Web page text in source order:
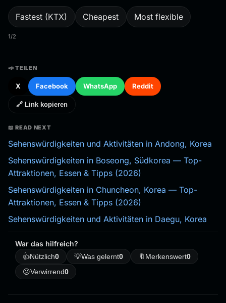
Fastest (KTX) Cheapest Most flexible
1/2
📣 TEILEN
X Facebook WhatsApp Reddit
🔗 Link kopieren
📖 READ NEXT
Sehenswürdigkeiten und Aktivitäten in Andong, Korea
Sehenswürdigkeiten in Boseong, Südkorea — Top-
Attraktionen, Essen & Tipps (2026)
Sehenswürdigkeiten in Chuncheon, Korea — Top-
Attraktionen, Essen & Tipps (2026)
Sehenswürdigkeiten und Aktivitäten in Daegu, Korea
War das hilfreich?
👍Nützlich0 💡Was gelernt0 🔖 Merkenswert0
😕Verwirrend0